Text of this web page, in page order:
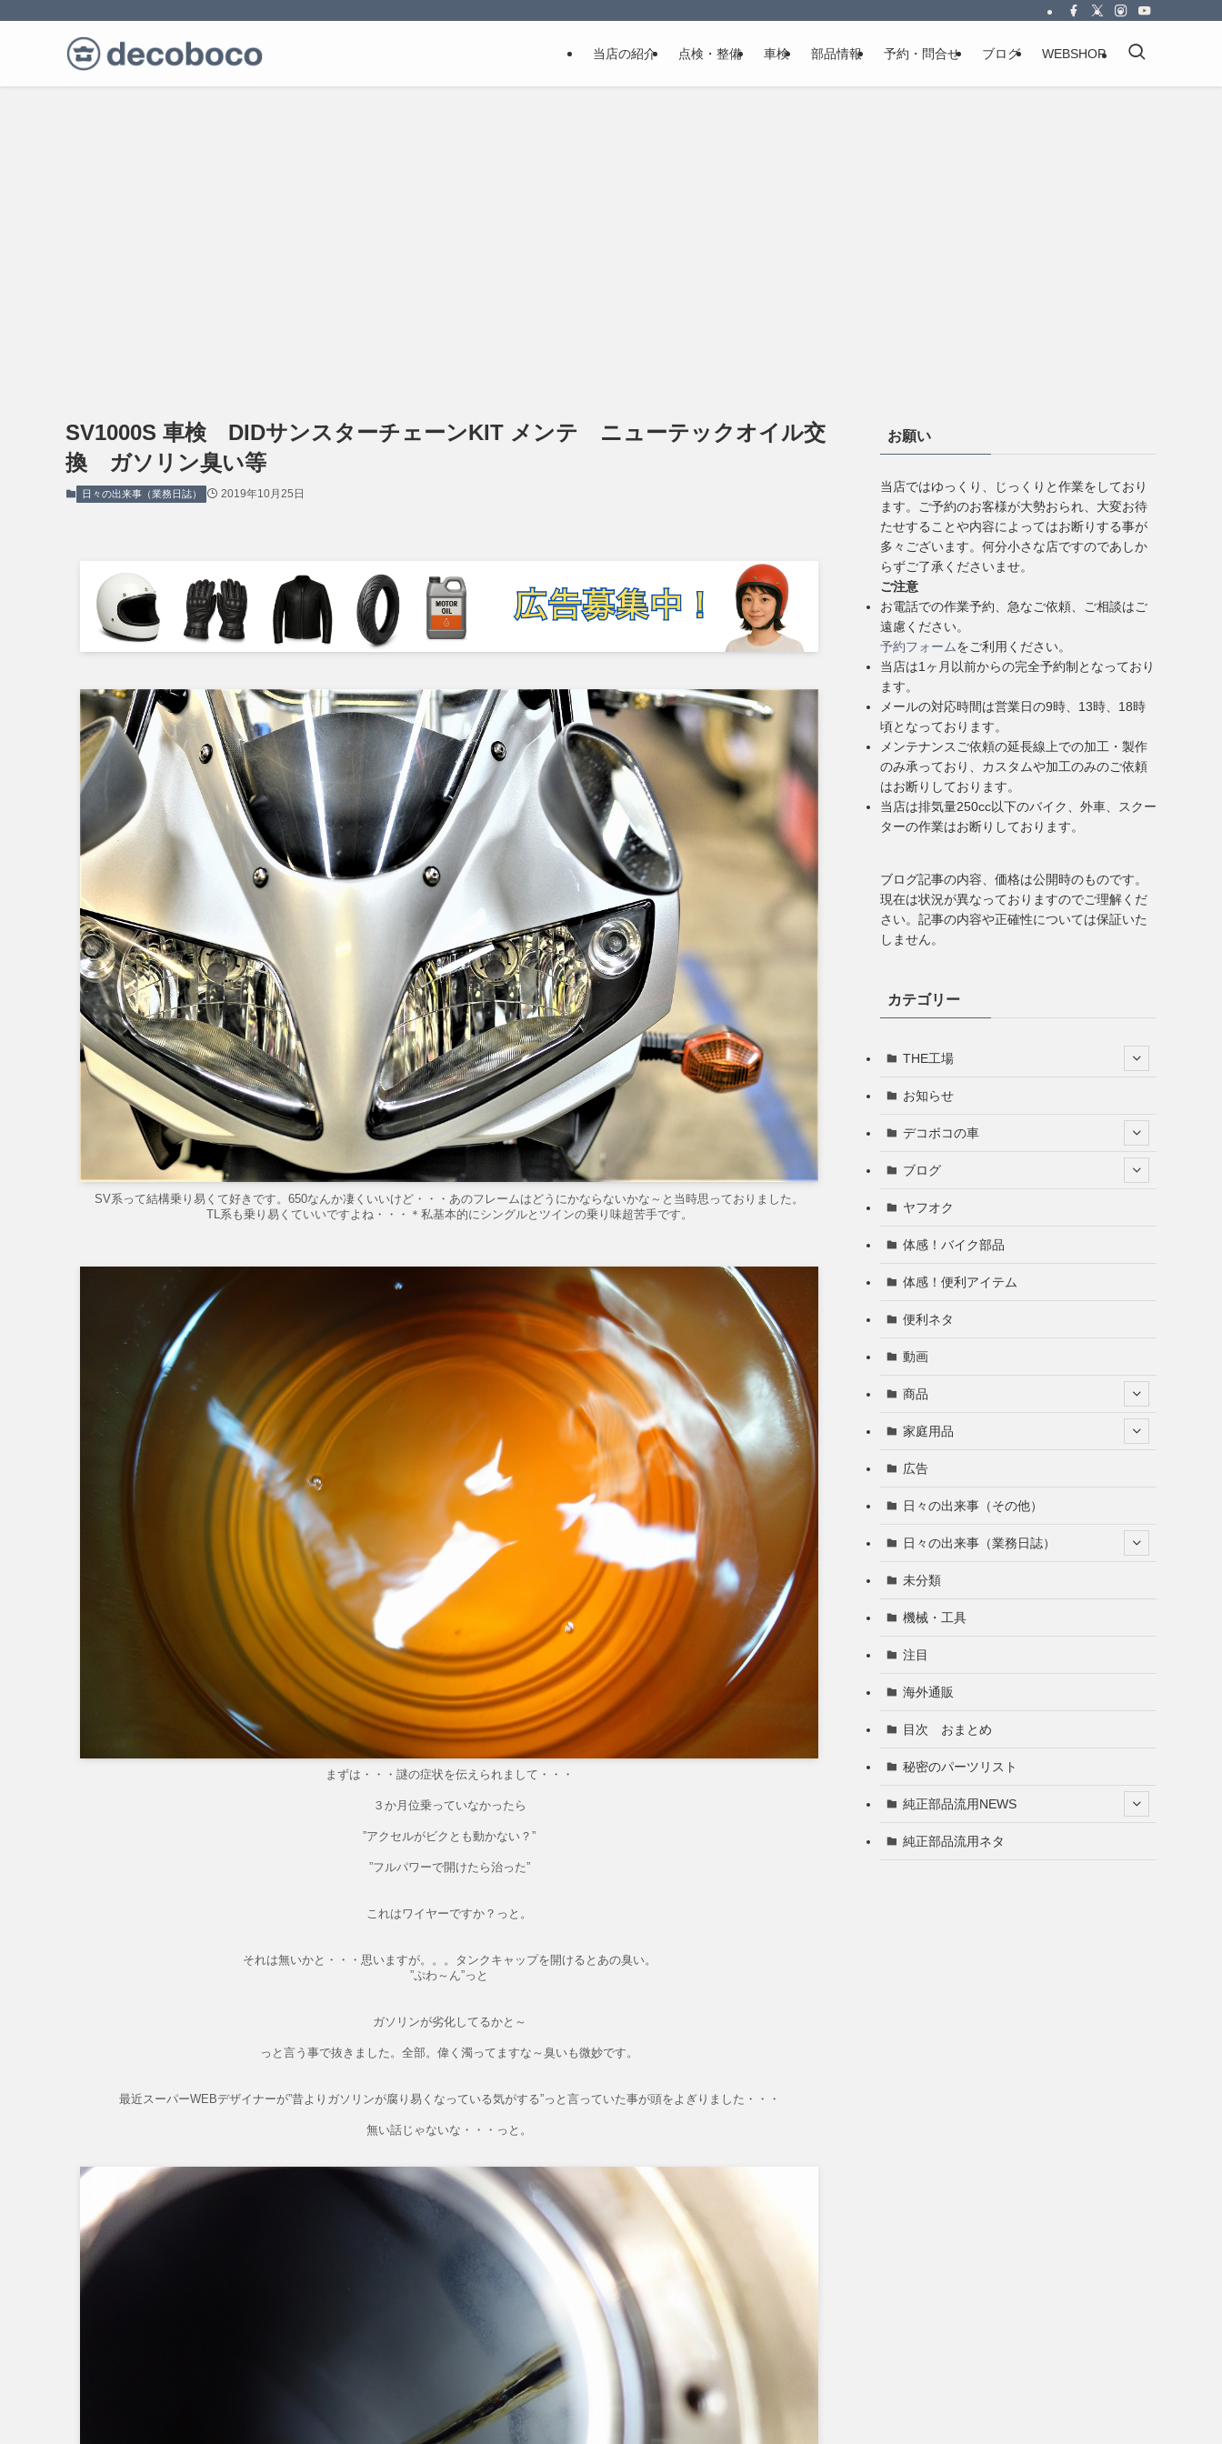
当店の紹介 点検・整備 車検 部品情報 予約・問合せ ブログ WEBSHOP
SV1000S 車検 DIDサンスターチェーンKIT メンテ ニューテックオイル交
換 ガソリン臭い等
日々の出来事（業務日誌） 2019年10月25日
SV系って結構乗り易くて好きです。650なんか凄くいいけど・・・あのフレームはどうにかならないかな～と当時思っておりました。
TL系も乗り易くていいですよね・・・＊私基本的にシングルとツインの乗り味超苦手です。
まずは・・・謎の症状を伝えられまして・・・
３か月位乗っていなかったら
”アクセルがビクとも動かない？”
”フルパワーで開けたら治った”
これはワイヤーですか？っと。
それは無いかと・・・思いますが。。。タンクキャップを開けるとあの臭い。
”ぷわ～ん”っと
ガソリンが劣化してるかと～
っと言う事で抜きました。全部。偉く濁ってますな～臭いも微妙です。
最近スーパーWEBデザイナーが”昔よりガソリンが腐り易くなっている気がする”っと言っていた事が頭をよぎりました・・・
無い話じゃないな・・・っと。
お願い
当店ではゆっくり、じっくりと作業をしており
ます。ご予約のお客様が大勢おられ、大変お待
たせすることや内容によってはお断りする事が
多々ございます。何分小さな店ですのであしか
らずご了承くださいませ。
ご注意
お電話での作業予約、急なご依頼、ご相談はご
遠慮ください。
予約フォームをご利用ください。
当店は1ヶ月以前からの完全予約制となっており
ます。
メールの対応時間は営業日の9時、13時、18時
頃となっております。
メンテナンスご依頼の延長線上での加工・製作
のみ承っており、カスタムや加工のみのご依頼
はお断りしております。
当店は排気量250cc以下のバイク、外車、スクー
ターの作業はお断りしております。
ブログ記事の内容、価格は公開時のものです。
現在は状況が異なっておりますのでご理解くだ
さい。記事の内容や正確性については保証いた
しません。
カテゴリー
THE工場
お知らせ
デコボコの車
ブログ
ヤフオク
体感！バイク部品
体感！便利アイテム
便利ネタ
動画
商品
家庭用品
広告
日々の出来事（その他）
日々の出来事（業務日誌）
未分類
機械・工具
注目
海外通販
目次 おまとめ
秘密のパーツリスト
純正部品流用NEWS
純正部品流用ネタ